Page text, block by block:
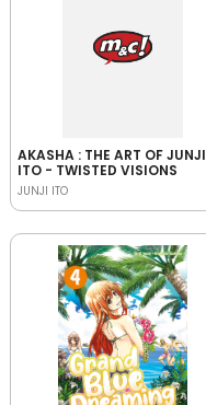
AKASHA : THE ART OF JUNJI
ITO - TWISTED VISIONS
JUNJI ITO